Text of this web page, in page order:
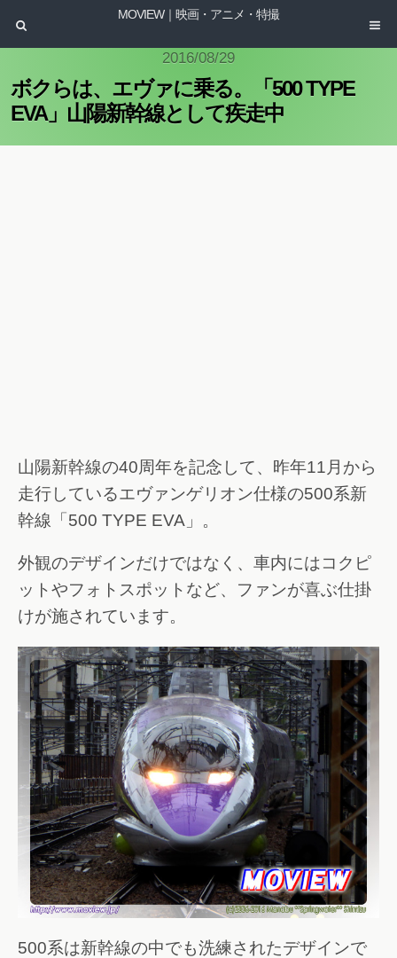
MOVIEW｜映画・アニメ・特撮
2016/08/29
ボクらは、エヴァに乗る。「500 TYPE
EVA」山陽新幹線として疾走中
山陽新幹線の40周年を記念して、昨年11月から
走行しているエヴァンゲリオン仕様の500系新
幹線「500 TYPE EVA」。
外観のデザインだけではなく、車内にはコクピ
ットやフォトスポットなど、ファンが喜ぶ仕掛
けが施されています。
500系は新幹線の中でも洗練されたデザインで